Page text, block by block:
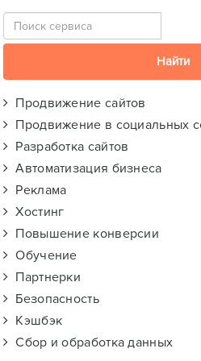
Продвижение сайтов
Продвижение в социальных
Разработка сайтов
Автоматизация бизнеса
Реклама
Хостинг
Повышение конверсии
Обучение
Партнерки
Безопасность
Кэшбэк
Сбор и обработка данных